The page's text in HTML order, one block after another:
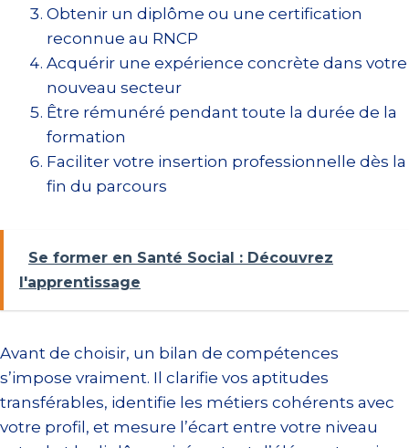
Obtenir un diplôme ou une certification
reconnue au RNCP
Acquérir une expérience concrète dans votre
nouveau secteur
Être rémunéré pendant toute la durée de la
formation
Faciliter votre insertion professionnelle dès la
fin du parcours
Se former en Santé Social : Découvrez
l'apprentissage
Avant de choisir, un bilan de compétences
s’impose vraiment. Il clarifie vos aptitudes
transférables, identifie les métiers cohérents avec
votre profil, et mesure l’écart entre votre niveau